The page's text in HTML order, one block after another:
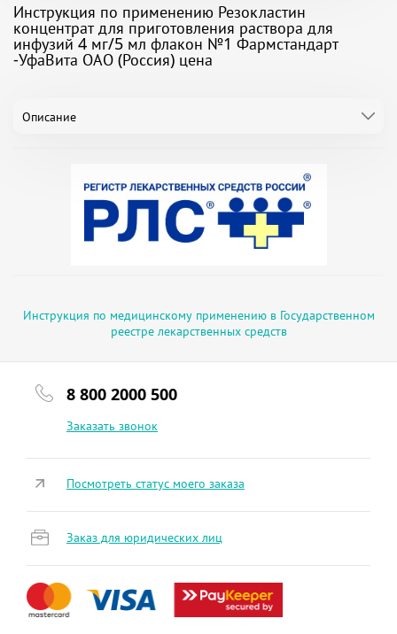
Инструкция по применению Резокластин
концентрат для приготовления раствора для
инфузий 4 мг/5 мл флакон №1 Фармстандарт
-УфаВита ОАО (Россия) цена
Описание
Инструкция по медицинскому применению в Государственном
реестре лекарственных средств
8 800 2000 500
Заказать звонок
Посмотреть статус моего заказа
Заказ для юридических лиц